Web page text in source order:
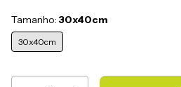
Tamanho: 30x40cm
30x40cm